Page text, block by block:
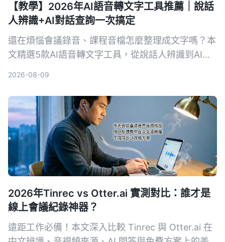
【教學】2026年AI語音轉文字工具推薦｜說話
人辨識+AI對話查詢一次搞定
還在煩惱會議錄音、課程音檔怎麼整理成文字嗎？本
文精選5款AI語音轉文字工具，從說話人辨識到AI對
2026-08-09
2026年Tinrec vs Otter.ai 實測對比：誰才是
線上會議紀錄神器？
遠距工作必備！本文深入比較 Tinrec 與 Otter.ai 在